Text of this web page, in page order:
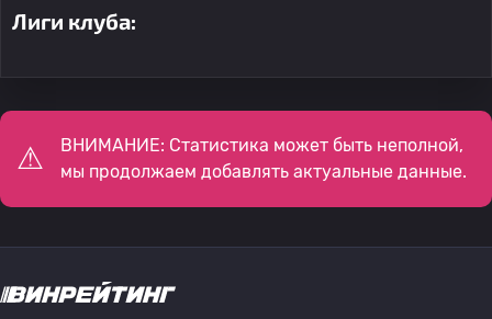
Лиги клуба:
ВНИМАНИЕ: Статистика может быть неполной,
мы продолжаем добавлять актуальные данные.